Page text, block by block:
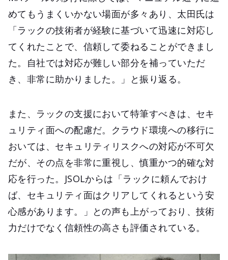
めてもうまくいかない場面が多々あり、太田氏は
「ラックの技術者が経験に基づいて迅速に対応し
てくれたことで、信頼して委ねることができまし
た。自社では対応が難しい部分を補っていただ
き、非常に助かりました。」と振り返る。
また、ラックの支援において特筆すべきは、セキ
ュリティ面への配慮だ。クラウド環境への移行に
おいては、セキュリティリスクへの対応が不可欠
だが、その点を非常に重視し、慎重かつ的確な対
応を行った。JSOLからは「ラックに頼んでおけ
ば、セキュリティ面はクリアしてくれるという安
心感があります。」との声も上がっており、技術
力だけでなく信頼性の高さも評価されている。